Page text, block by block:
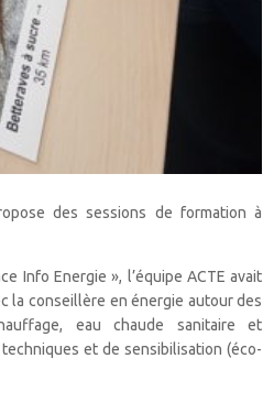
des sessions de formation à
Info Energie », l’équipe ACTE avait
la conseillère en énergie autour des
eau chaude sanitaire et
et de sensibilisation (éco-